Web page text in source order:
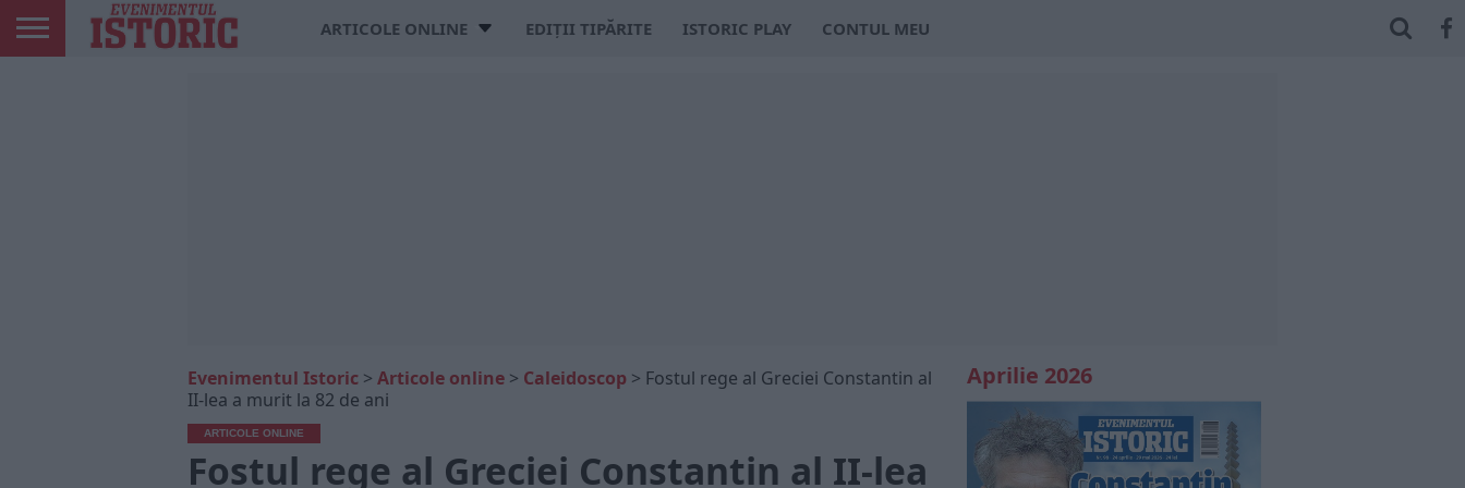
ARTICOLE ONLINE EDIȚII TIPĂRITE ISTORIC PLAY CONTUL MEU
Evenimentul Istoric > Articole online > Caleidoscop > Fostul rege al Greciei Constantin al
II-lea a murit la 82 de ani
ARTICOLE ONLINE
Fostul rege al Greciei Constantin al II-lea
Aprilie 2026